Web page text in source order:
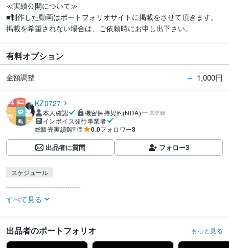
≪実績公開について≫
■制作した動画はポートフォリオサイトに掲載をさせて頂きます。
掲載を希望されない場合は、ご依頼時にお申し出下さい。
有料オプション
金額調整 ＋ 1,000円
KZ0727
本人確認 機密保持契約(NDA) 未登録
インボイス発行事業者
総販売実績0評価 0.0フォロワー3
出品者に質問 フォロー3
スケジュール
------------------------------------...
すべて見る
出品者のポートフォリオ もっと見る